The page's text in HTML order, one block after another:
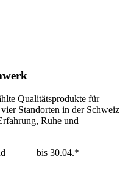
Qualitätsprodukte für
Standorten in der Schweiz
Ruhe und
bis 30.04.*